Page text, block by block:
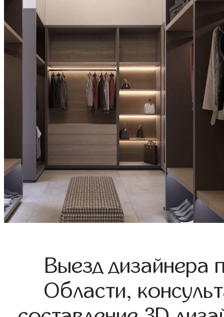
Выезд дизайнера
Области,